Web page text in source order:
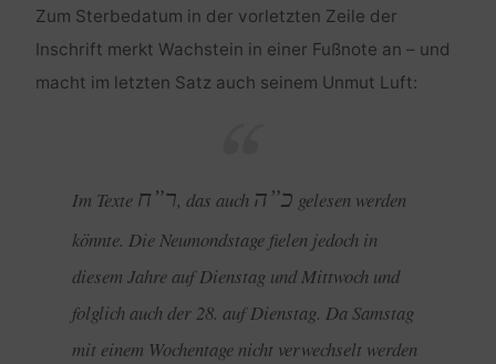
Zum Sterbedatum in der vorletzten Zeile der
Inschrift merkt Wachstein in einer Fußnote an – und
macht im letzten Satz auch seinem Unmut Luft:
Im Texte ר”ח, das auch כ”ה gelesen werden
könnte. Die Neumondstage fielen jedoch in
diesem Jahre auf Dienstag und Mittwoch und
folglich auch der 28. auf Dienstag. Da Samstag
mit einem Wochentage nicht verwechselt werden